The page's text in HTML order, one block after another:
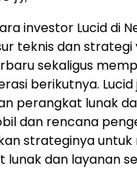
investor Lucid di
teknis dan
sekaligus
berikutnya.
perangkat lunak
dan rencana
strateginya
lunak dan layanan